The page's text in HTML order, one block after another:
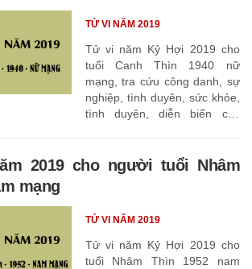
Tử vi năm Kỷ Hợi 2019 cho
tuổi Canh Thìn 1940 nữ
mạng, tra cứu công danh, sự
nghiệp, tình duyên, sức khỏe,
tình duyên, diễn biến các
TỬ VI NĂM 2019
2019 cho người tuổi Nhâm
mạng
Tử vi năm Kỷ Hợi 2019 cho
tuổi Nhâm Thìn 1952 nam
TỬ VI NĂM 2019